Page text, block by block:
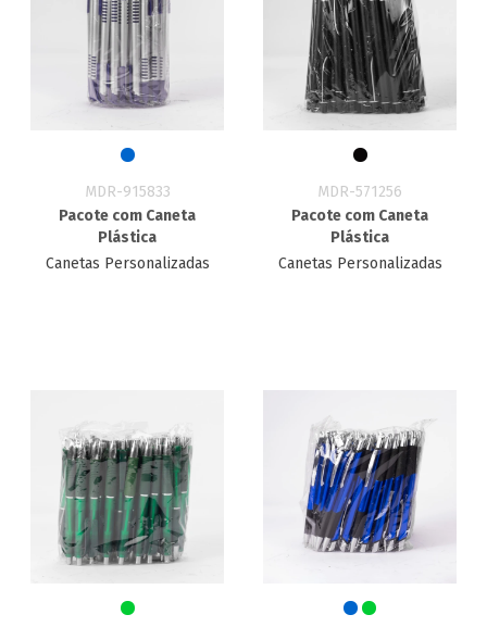
MDR-915833
Pacote com Caneta
Plástica
Canetas Personalizadas
MDR-571256
Pacote com Caneta
Plástica
Canetas Personalizadas